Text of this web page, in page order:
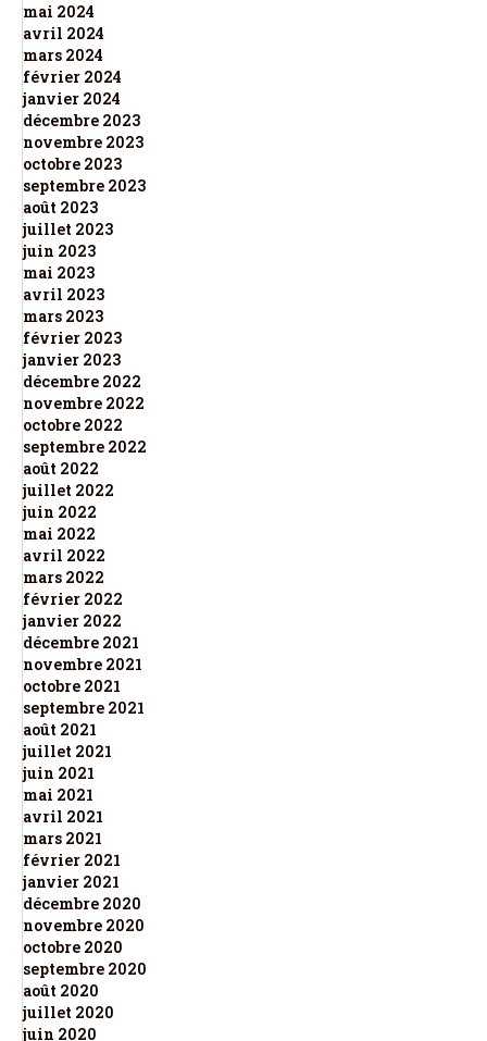
mai 2024
avril 2024
mars 2024
février 2024
janvier 2024
décembre 2023
novembre 2023
octobre 2023
septembre 2023
août 2023
juillet 2023
juin 2023
mai 2023
avril 2023
mars 2023
février 2023
janvier 2023
décembre 2022
novembre 2022
octobre 2022
septembre 2022
août 2022
juillet 2022
juin 2022
mai 2022
avril 2022
mars 2022
février 2022
janvier 2022
décembre 2021
novembre 2021
octobre 2021
septembre 2021
août 2021
juillet 2021
juin 2021
mai 2021
avril 2021
mars 2021
février 2021
janvier 2021
décembre 2020
novembre 2020
octobre 2020
septembre 2020
août 2020
juillet 2020
juin 2020